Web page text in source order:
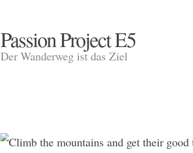
Passion Project E5
Der Wanderweg ist das Ziel